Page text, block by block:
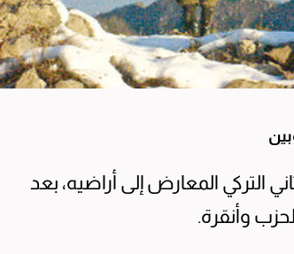
المعارض إلى أراضيه، بعد
وأنقرة.